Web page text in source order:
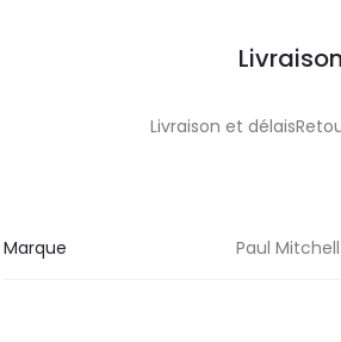
Livraison et
Marque Paul Mitchell